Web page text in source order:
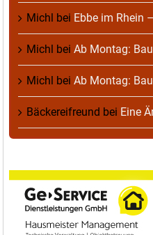
Michl bei Ebbe im Rhein
Michl bei Ab Montag:
Michl bei Ab Montag:
Bäckereifreund bei Eine